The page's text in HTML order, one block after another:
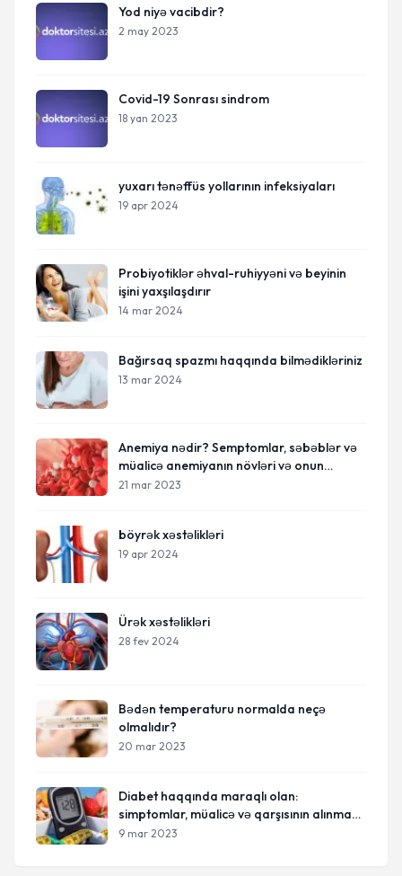
Yod niyə vacibdir?
2 may 2023
Covid-19 Sonrası sindrom
18 yan 2023
yuxarı tənəffüs yollarının infeksiyaları
19 apr 2024
Probiyotiklər əhval-ruhiyyəni və beyinin
işini yaxşılaşdırır
14 mar 2024
Bağırsaq spazmı haqqında bilmədikləriniz
13 mar 2024
Anemiya nədir? Semptomlar, səbəblər və
müalicə anemiyanın növləri və onun
qarşısının alınması yolları
21 mar 2023
böyrək xəstəlikləri
19 apr 2024
Ürək xəstəlikləri
28 fev 2024
Bədən temperaturu normalda neçə
olmalıdır?
20 mar 2023
Diabet haqqında maraqlı olan:
simptomlar, müalicə və qarşısının alınması
yolları
9 mar 2023